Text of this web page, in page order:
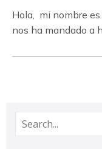
Hola, mi nombre
nos ha mandado a